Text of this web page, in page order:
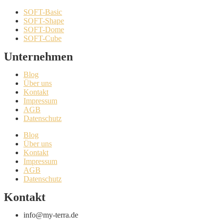
SOFT-Basic
SOFT-Shape
SOFT-Dome
SOFT-Cube
Unternehmen
Blog
Über uns
Kontakt
Impressum
AGB
Datenschutz
Blog
Über uns
Kontakt
Impressum
AGB
Datenschutz
Kontakt
info@my-terra.de